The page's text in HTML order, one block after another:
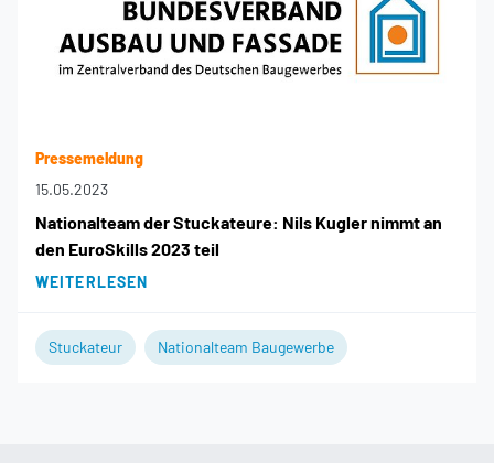
Pressemeldung
15.05.2023
Nationalteam der Stuckateure: Nils Kugler nimmt an
den EuroSkills 2023 teil
WEITERLESEN
Stuckateur Nationalteam Baugewerbe